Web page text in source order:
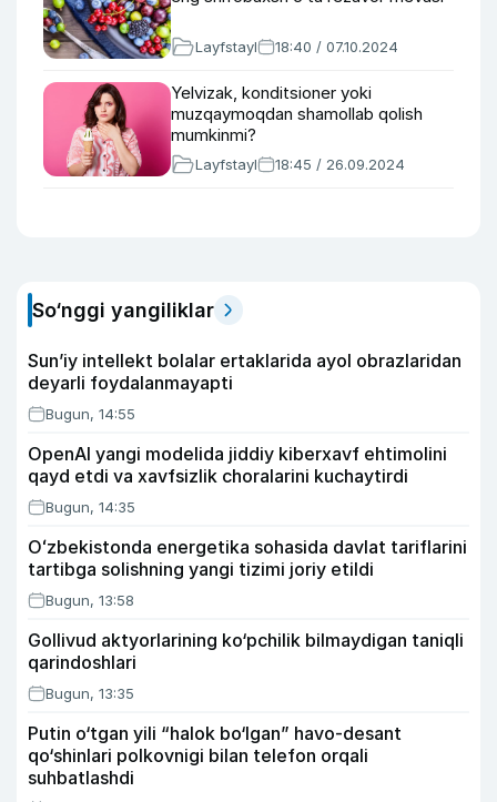
Layfstayl 18:40 / 07.10.2024
Yelvizak, konditsioner yoki
muzqaymoqdan shamollab qolish
mumkinmi?
Layfstayl 18:45 / 26.09.2024
So‘nggi yangiliklar
Sun’iy intellekt bolalar ertaklarida ayol obrazlaridan
deyarli foydalanmayapti
Bugun, 14:55
OpenAI yangi modelida jiddiy kiberxavf ehtimolini
qayd etdi va xavfsizlik choralarini kuchaytirdi
Bugun, 14:35
Oʻzbekistonda energetika sohasida davlat tariflarini
tartibga solishning yangi tizimi joriy etildi
Bugun, 13:58
Gollivud aktyorlarining ko‘pchilik bilmaydigan taniqli
qarindoshlari
Bugun, 13:35
Putin o‘tgan yili “halok bo‘lgan” havo-desant
qo‘shinlari polkovnigi bilan telefon orqali
suhbatlashdi